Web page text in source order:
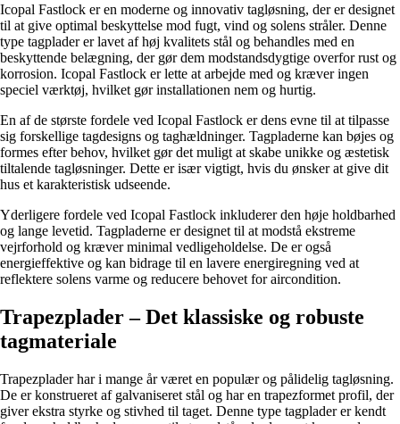
Icopal Fastlock er en moderne og innovativ tagløsning, der er designet
til at give optimal beskyttelse mod fugt, vind og solens stråler. Denne
type tagplader er lavet af høj kvalitets stål og behandles med en
beskyttende belægning, der gør dem modstandsdygtige overfor rust og
korrosion. Icopal Fastlock er lette at arbejde med og kræver ingen
speciel værktøj, hvilket gør installationen nem og hurtig.
En af de største fordele ved Icopal Fastlock er dens evne til at tilpasse
sig forskellige tagdesigns og taghældninger. Tagpladerne kan bøjes og
formes efter behov, hvilket gør det muligt at skabe unikke og æstetisk
tiltalende tagløsninger. Dette er især vigtigt, hvis du ønsker at give dit
hus et karakteristisk udseende.
Yderligere fordele ved Icopal Fastlock inkluderer den høje holdbarhed
og lange levetid. Tagpladerne er designet til at modstå ekstreme
vejrforhold og kræver minimal vedligeholdelse. De er også
energieffektive og kan bidrage til en lavere energiregning ved at
reflektere solens varme og reducere behovet for aircondition.
Trapezplader – Det klassiske og robuste
tagmateriale
Trapezplader har i mange år været en populær og pålidelig tagløsning.
De er konstrueret af galvaniseret stål og har en trapezformet profil, der
giver ekstra styrke og stivhed til taget. Denne type tagplader er kendt